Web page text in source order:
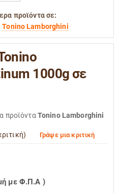
προϊόντα σε:
Tonino Lamborghini
1000g σε
προϊόντα Tonino Lamborghini
Γράψε μια κριτική
με Φ.Π.Α )